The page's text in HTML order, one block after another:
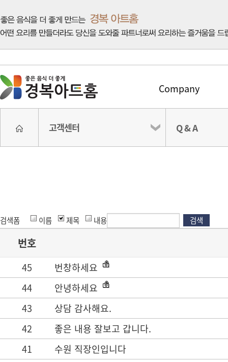
Company
고객센터 Q & A
검색폼 이름 제목 내용
번호
45
번창하세요
44
안녕하세요
43
상담 감사해요.
42
좋은 내용 잘보고 갑니다.
41
수원 직장인입니다